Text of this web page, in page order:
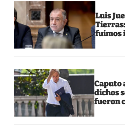
Luis
fuimos
Caputo
dichos
fueron